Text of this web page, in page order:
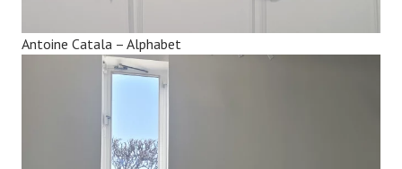
Antoine Catala – Alphabet